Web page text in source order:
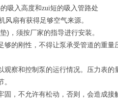
吸入高度和zui短的吸入管路处
风扇有获得足够空气来源。
垫) ，须按厂家的指导进行安装。
的刚性，不得让泵承受管道的重量
察和控制泵的运行情况。压力表的
，不允许有松动，否则，会造成